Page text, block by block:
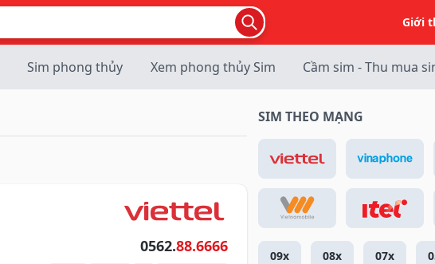
Giới
Sim phong thủy Xem phong thủy Sim Cầm sim - Thu mua
0562.88.6666
SIM THEO MẠNG
09x 08x 07x